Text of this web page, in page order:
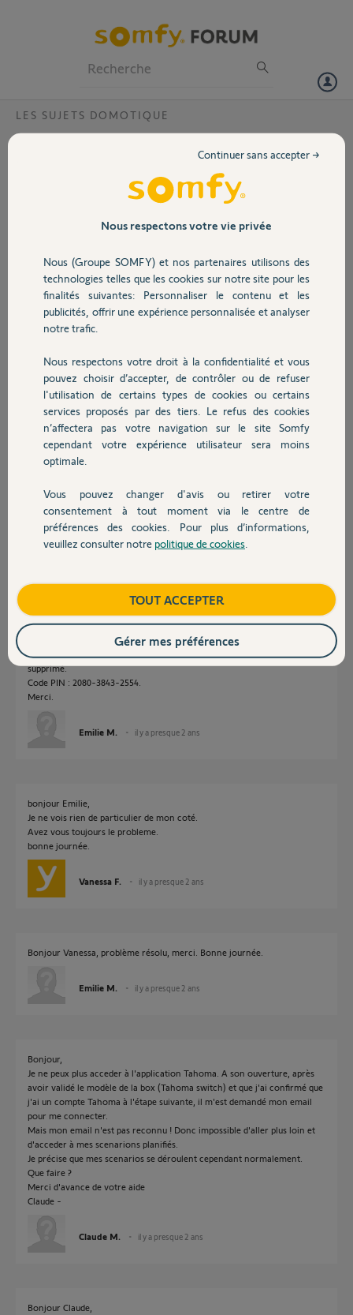
Volet
Sécurité
Domotique
Chauffage
Autres produits
Devis avec un pro
Contact
LES SUJETS DOMOTIQUE
Bug application TAHOMA pour Tahoma
Depuis la programmation d'un scenario automatique (fermeture de
tous mes volets au crépuscule + 15minutes), je ne peux plus ouvrir
J'ai essayé de vider les caches, désinstaller l'appli, rien n'y fait. Que
faire ? Merci.
Emilie M.
il y a presque 2 ans
Réponses
Bonjour Emilie
C'est bizarre cette affaire. Avez-vous essayez d'installer l'application
Si ça ne s'arrange pas, laissez ici sans crainte le pin du TaHoma et
attendez le contact d'un Yellow.
Bonne journée.
Bonjour Jean-Luc, je viens d'installer l'appli Tahoma avec succès sur ma
tablette. Mais impossible sur mon smartphone. Cache vidé. Historique
supprimé.
Code PIN : 2080-3843-2554.
Merci.
Emilie M. il y a presque 2 ans
bonjour Emilie,
Je ne vois rien de particulier de mon coté.
Avez vous toujours le probleme.
bonne journée.
Vanessa F. il y a presque 2 ans
Bonjour Vanessa, problème résolu, merci. Bonne journée.
Emilie M. il y a presque 2 ans
Bonjour,
Je ne peux plus acceder à l'application Tahoma. A son ouverture, après
avoir validé le modèle de la box (Tahoma switch) et que j'ai confirmé que
j'ai un compte Tahoma à l'étape suivante, il m'est demandé mon email
pour me connecter.
Mais mon email n'est pas reconnu ! Donc impossible d'aller plus loin et
d'acceder à mes scenarions planifiés.
Je précise que mes scenarios se déroulent cependant normalement.
Que faire ?
Merci d'avance de votre aide
Claude -
Claude M. il y a presque 2 ans
Bonjour Claude,
Nous respectons votre vie privée
Nous (Groupe SOMFY) et nos partenaires utilisons des
technologies telles que les cookies sur notre site pour les
finalités suivantes: Personnaliser le contenu et les
publicités, offrir une expérience personnalisée et analyser
notre trafic.
Nous respectons votre droit à la confidentialité et vous
pouvez choisir d’accepter, de contrôler ou de refuser
l'utilisation de certains types de cookies ou certains
services proposés par des tiers. Le refus des cookies
n’affectera pas votre navigation sur le site Somfy
cependant votre expérience utilisateur sera moins
optimale.
Vous pouvez changer d'avis ou retirer votre
consentement à tout moment via le centre de
préférences des cookies. Pour plus d’informations,
veuillez consulter notre politique de cookies
Continuer sans accepter →
TOUT ACCEPTER
Gérer mes préférences